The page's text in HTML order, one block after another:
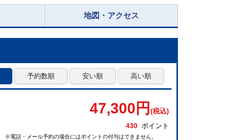
地図・アクセス
予約数順 安い順 高い順
47,300 円 (税込)
430 ポイント
※電話・メール予約の場合にはポイントの付与はできません。